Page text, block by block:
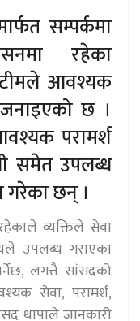
सम्पर्कमा
रहेका
टीमले आवश्यक
छ ।
परामर्श
समेत उपलब्ध
गरेका छन् ।
व्यक्तिले सेवा
उपलब्ध गराएका
लगत्तै सांसदको
सेवा, परामर्श,
थापाले जानकारी